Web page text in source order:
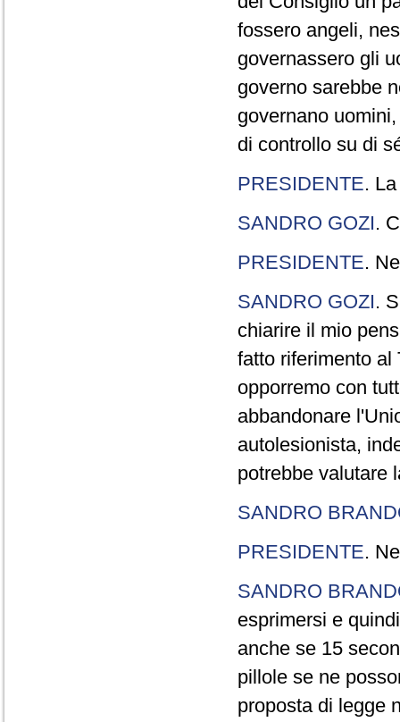
fossero angeli,
governassero gli
governo sarebbe
governano
di controllo su di
PRESIDENTE.
SANDRO GOZI.
PRESIDENTE.
SANDRO GOZI.
chiarire il mio
fatto riferimento al
opporremo con
abbandonare
autolesionista,
potrebbe valutare
SANDRO
PRESIDENTE.
SANDRO
esprimersi e
anche se 15
pillole se ne
proposta di legge